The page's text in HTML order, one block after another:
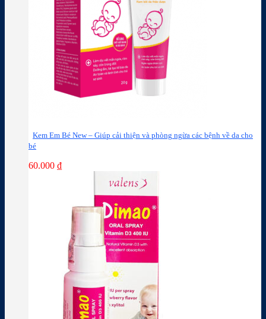
Kem Em Bé New – Giúp cải thiện và phòng ngừa các bệnh về da cho
bé
60.000 ₫